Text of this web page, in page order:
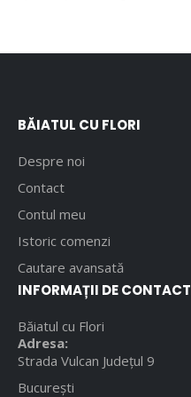
BĂIATUL CU FLORI
Despre noi
Contact
Contul meu
Istoric comenzi
Cautare avansată
INFORMAȚII DE CONTACT
Băiatul cu Flori
Adresa:
Strada Vulcan Județul 9
București